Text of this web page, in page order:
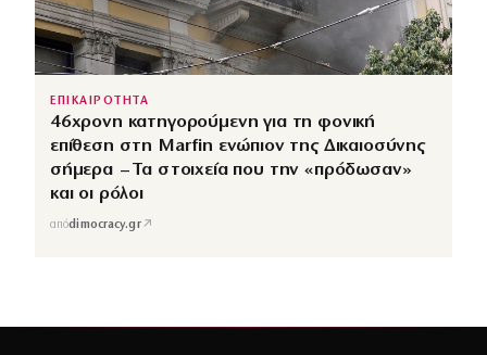
ΕΠΙΚΑΙΡΟΤΗΤΑ
46χρονη κατηγορούμενη για τη φονική
επίθεση στη Marfin ενώπιον της Δικαιοσύνης
σήμερα – Τα στοιχεία που την «πρόδωσαν»
και οι ρόλοι
απόdimocracy.gr↗